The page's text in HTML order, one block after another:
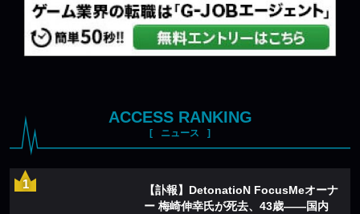
ACCESS RANKING
ニュース
【訃報】DetonatioN FocusMeオーナ
ー 梅崎伸幸氏が死去、43歳——国内